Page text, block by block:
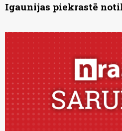
Igaunijas piekrastē